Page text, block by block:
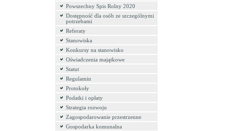
Powszechny Spis Rolny 2020
Dostępność dla osób ze szczególnymi
potrzebami
Referaty
Stanowiska
Konkursy na stanowisko
Oświadczenia majątkowe
Statut
Regulamin
Protokoły
Podatki i opłaty
Strategia rozwoju
Zagospodarowanie przestrzenne
Gospodarka komunalna